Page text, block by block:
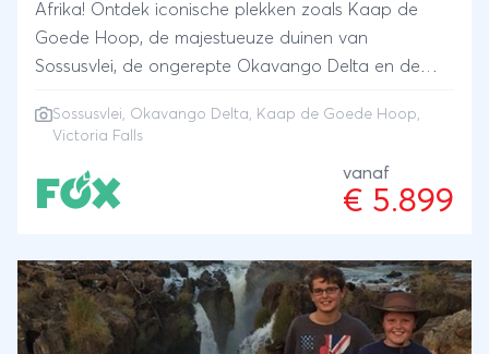
Afrika! Ontdek iconische plekken zoals Kaap de
Goede Hoop, de majestueuze duinen van
Sossusvlei, de ongerepte Okavango Delta en de
natuur, cultuur en onvergetelijke ervaringen.
Sossusvlei, Okavango Delta, Kaap de Goede Hoop,
Victoria Falls
vanaf
€ 5.899